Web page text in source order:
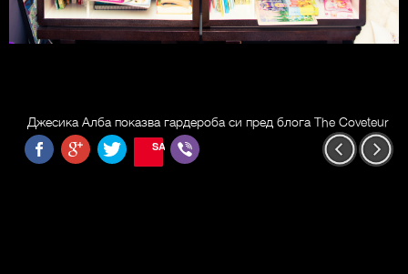
Джесика Алба показва гардероба си пред блога The Coveteur
SAVE